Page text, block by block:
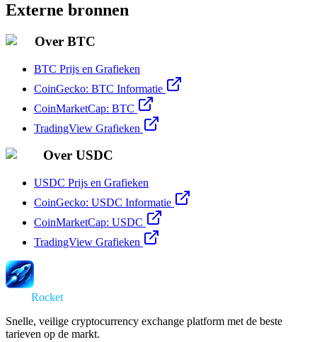
Externe bronnen
Over BTC
BTC Prijs en Grafieken
CoinGecko: BTC Informatie
CoinMarketCap: BTC
TradingView Grafieken
Over USDC
USDC Prijs en Grafieken
CoinGecko: USDC Informatie
CoinMarketCap: USDC
TradingView Grafieken
Rocket
Snelle, veilige cryptocurrency exchange platform met de beste
tarieven op de markt.